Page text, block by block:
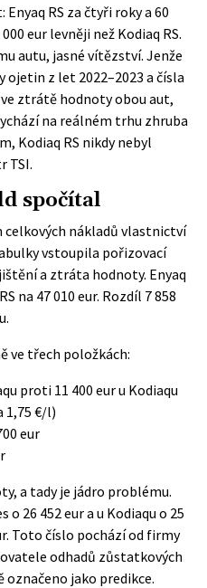
RS za čtyři roky a 60
eur levněji než Kodiaq RS.
autu, jasné vítězství. Jenže
z let 2022–2023 a čísla
ztrátě hodnoty obou aut,
na reálném trhu zhruba
Kodiaq RS nikdy nebyl
TSI.
spočítal
celkových nákladů vlastnictví
vstoupila pořizovací
a ztráta hodnoty. Enyaq
na 47 010 eur. Rozdíl 7 858
ve třech položkách:
proti 11 400 eur u Kodiaqu
1,75 €/l)
eur
a tady je jádro problému.
o 26 452 eur a u Kodiaqu o 25
Toto číslo pochází od firmy
odhadů zůstatkových
označeno jako predikce.